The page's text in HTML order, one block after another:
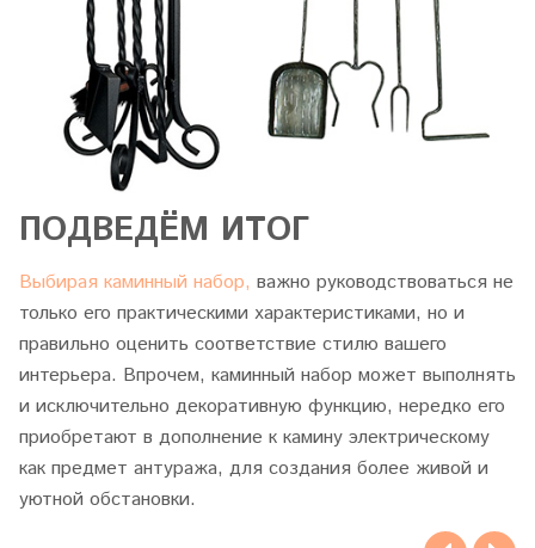
ПОДВЕДЁМ ИТОГ
Выбирая каминный набор, важно руководствоваться не
только его практическими характеристиками, но и
правильно оценить соответствие стилю вашего
интерьера. Впрочем, каминный набор может выполнять
и исключительно декоративную функцию, нередко его
приобретают в дополнение к камину электрическому
как предмет антуража, для создания более живой и
уютной обстановки.